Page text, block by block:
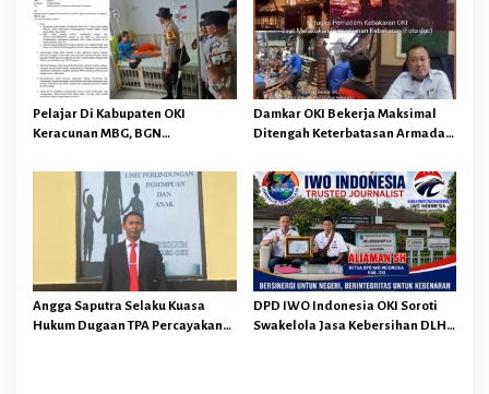
Menghapuskan Hukuman Pidana
Bagi Pelaku
Pelajar Di Kabupaten OKI
Keracunan MBG, BGN
Sementara SPPG Air Sugihan
Bandar Jaya
Damkar OKI Bekerja Maksimal
Ditengah Keterbatasan Armada
Jauh Dari Harapan
Angga Saputra Selaku Kuasa
Hukum Dugaan TPA Percayakan
DPD IWO Indonesia OKI Soroti
Swakelola Jasa Kebersihan DLH